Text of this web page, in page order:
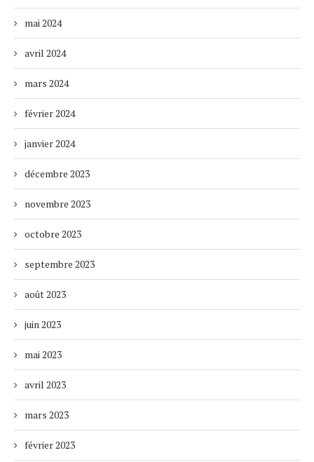
mai 2024
avril 2024
mars 2024
février 2024
janvier 2024
décembre 2023
novembre 2023
octobre 2023
septembre 2023
août 2023
juin 2023
mai 2023
avril 2023
mars 2023
février 2023